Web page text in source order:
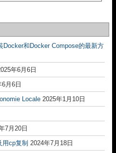
Docker和Docker Compose的最新方
年6月6日
月6日
Locale 2025年1月10日
7月20日
cp复制 2024年7月18日